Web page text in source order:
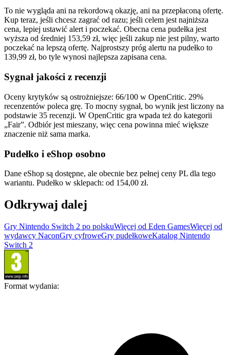
To nie wygląda ani na rekordową okazję, ani na przepłaconą ofertę.
Kup teraz, jeśli chcesz zagrać od razu; jeśli celem jest najniższa
cena, lepiej ustawić alert i poczekać. Obecna cena pudełka jest
wyższa od średniej 153,59 zł, więc jeśli zakup nie jest pilny, warto
poczekać na lepszą ofertę. Najprostszy próg alertu na pudełko to
139,99 zł, bo tyle wynosi najlepsza zapisana cena.
Sygnał jakości z recenzji
Oceny krytyków są ostrożniejsze: 66/100 w OpenCritic. 29%
recenzentów poleca grę. To mocny sygnał, bo wynik jest liczony na
podstawie 35 recenzji. W OpenCritic gra wpada też do kategorii
„Fair”. Odbiór jest mieszany, więc cena powinna mieć większe
znaczenie niż sama marka.
Pudełko i eShop osobno
Dane eShop są dostępne, ale obecnie bez pełnej ceny PL dla tego
wariantu. Pudełko w sklepach: od 154,00 zł.
Odkrywaj dalej
Gry Nintendo Switch 2 po polskuWięcej od Eden GamesWięcej od
wydawcy NaconGry cyfroweGry pudełkoweKatalog Nintendo
Switch 2
Format wydania: